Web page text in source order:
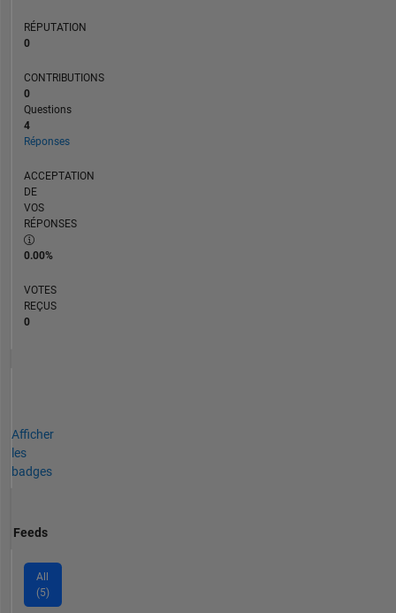
RÉPUTATION
0
CONTRIBUTIONS
0
Questions
4
Réponses
ACCEPTATION
DE
VOS
RÉPONSES
0.00%
VOTES
REÇUS
0
Afficher
les
badges
Feeds
All
(5)